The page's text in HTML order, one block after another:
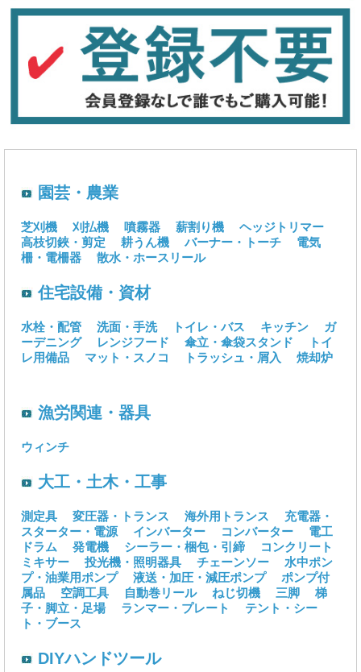
園芸・農業
芝刈機 刈払機 噴霧器 薪割り機
ヘッジトリマー
高枝切鋏・剪定
耕うん機 バーナー・トーチ
電気
柵・電柵器
散水・ホースリール
住宅設備・資材
水栓・配管 洗面・手洗 トイレ・バス キッチン
ガ
ーデニング
レンジフード 傘立・傘袋スタンド
トイ
レ用備品
マット・スノコ トラッシュ・屑入 焼却炉
漁労関連・器具
ウィンチ
大工・土木・工事
測定具 変圧器・トランス 海外用トランス
充電器・
スターター・電源
インバーター コンバーター
電工
ドラム
発電機 シーラー・梱包・引締
コンクリート
ミキサー
投光機・照明器具 チェーンソー
水中ポン
プ・油業用ポンプ
液送・加圧・減圧ポンプ
ポンプ付
属品
空調工具 自動巻リール ねじ切機 三脚
梯
子・脚立・足場
ランマー・プレート
テント・シー
ト・ブース
DIYハンドツール